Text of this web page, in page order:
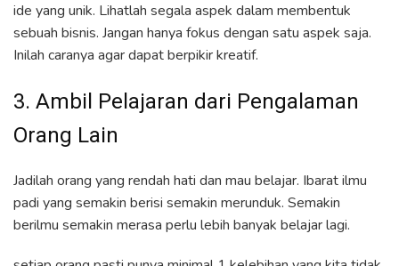
ide yang unik. Lihatlah segala aspek dalam membentuk
sebuah bisnis. Jangan hanya fokus dengan satu aspek saja.
Inilah caranya agar dapat berpikir kreatif.
3. Ambil Pelajaran dari Pengalaman
Orang Lain
Jadilah orang yang rendah hati dan mau belajar. Ibarat ilmu
padi yang semakin berisi semakin merunduk. Semakin
berilmu semakin merasa perlu lebih banyak belajar lagi.